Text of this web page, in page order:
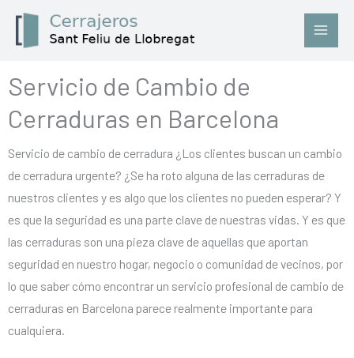
Servicio de Cambio de
Cerraduras en Barcelona
Servicio de cambio de cerradura ¿Los clientes buscan un cambio
de cerradura urgente? ¿Se ha roto alguna de las cerraduras de
nuestros clientes y es algo que los clientes no pueden esperar? Y
es que la seguridad es una parte clave de nuestras vidas. Y es que
las cerraduras son una pieza clave de aquellas que aportan
seguridad en nuestro hogar, negocio o comunidad de vecinos, por
lo que saber cómo encontrar un servicio profesional de cambio de
cerraduras en Barcelona parece realmente importante para
cualquiera.